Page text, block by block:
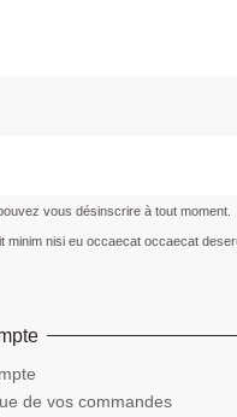
vous désinscrire à tout moment.
minim nisi eu occaecat occaecat
de vos commandes